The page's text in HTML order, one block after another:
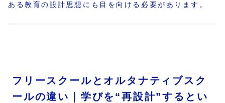
ある教育の設計思想にも目を向ける必要があります。
フリースクールとオルタナティブスク
ールの違い｜学びを“再設計”するとい